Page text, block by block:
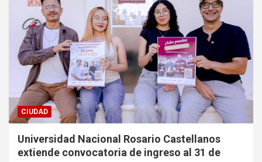
CIUDAD
Universidad Nacional Rosario Castellanos
extiende convocatoria de ingreso al 31 de